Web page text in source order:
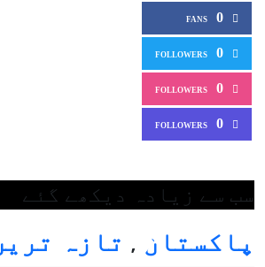
0
FANS
0
FOLLOWERS
0
FOLLOWERS
0
FOLLOWERS
سب سے زیادہ دیکھے گئے
پاکستان , تازہ ترین